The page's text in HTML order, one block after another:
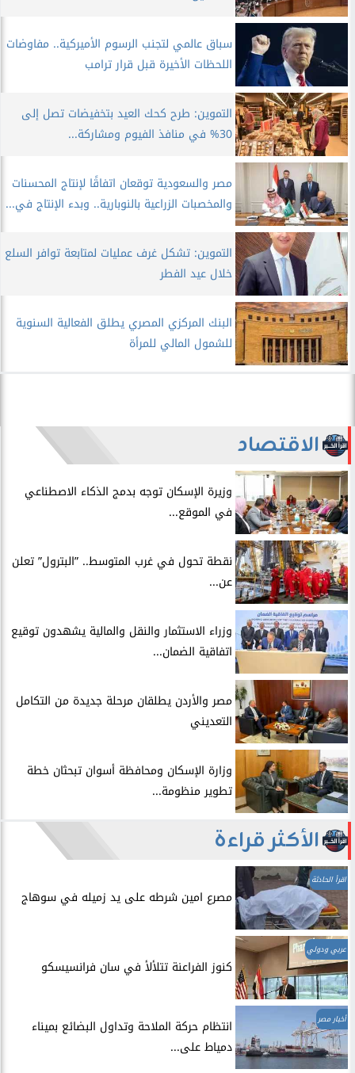
سباق عالمي لتجنب الرسوم الأميركية.. مفاوضات
اللحظات الأخيرة قبل قرار ترامب
التموين: طرح كحك العيد بتخفيضات تصل إلى
30% في منافذ الفيوم ومشاركة...
مصر والسعودية توقعان اتفاقًا لإنتاج المحسنات
والمخصبات الزراعية بالنوبارية.. وبدء الإنتاج في...
التموين: تشكل غرف عمليات لمتابعة توافر السلع
خلال عيد الفطر
البنك المركزي المصري يطلق الفعالية السنوية
للشمول المالي للمرأة
الاقتصاد
​وزيرة الإسكان توجه بدمج الذكاء الاصطناعي
في الموقع...
​نقطة تحول في غرب المتوسط.. ”البترول” تعلن
عن...
​وزراء الاستثمار والنقل والمالية يشهدون توقيع
اتفاقية الضمان...
​مصر والأردن يطلقان مرحلة جديدة من التكامل
التعديني
وزارة الإسكان ومحافظة أسوان تبحثان خطة
تطوير منظومة...
الأكثر قراءة
اقرأ الحادثة
مصرع امين شرطه على يد زميله في سوهاج
عربي ودولي
​كنوز الفراعنة تتلألأ في سان فرانسيسكو
أخبار مصر
انتظام حركة الملاحة وتداول البضائع بميناء
دمياط على...